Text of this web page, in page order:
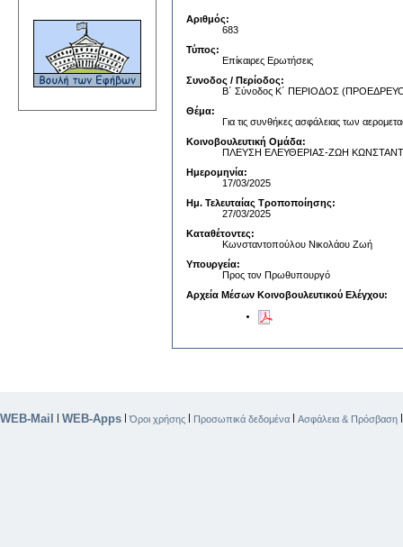
Αριθμός:
683
Τύπος:
Επίκαιρες Ερωτήσεις
Συνοδος / Περίοδος:
Β΄ Σύνοδος Κ΄ ΠΕΡΙΟΔΟΣ
Θέμα:
Για τις συνθήκες ασφάλειας των
Κοινοβουλευτική Ομάδα:
ΠΛΕΥΣΗ ΕΛΕΥΘΕΡΙΑΣ-ΖΩΗ
Ημερομηνία:
17/03/2025
Ημ. Τελευταίας Τροποποίησης:
27/03/2025
Καταθέτοντες:
Κωνσταντοπούλου Νικολάου Ζωή
Υπουργεία:
Προς τον Πρωθυπουργό
Αρχεία Μέσων Κοινοβουλευτικού Ελέγχου:
WEB-Mail WEB-Apps |Όροι χρήσης Προσωπικά δεδομένα Ασφάλεια & Πρόσβαση